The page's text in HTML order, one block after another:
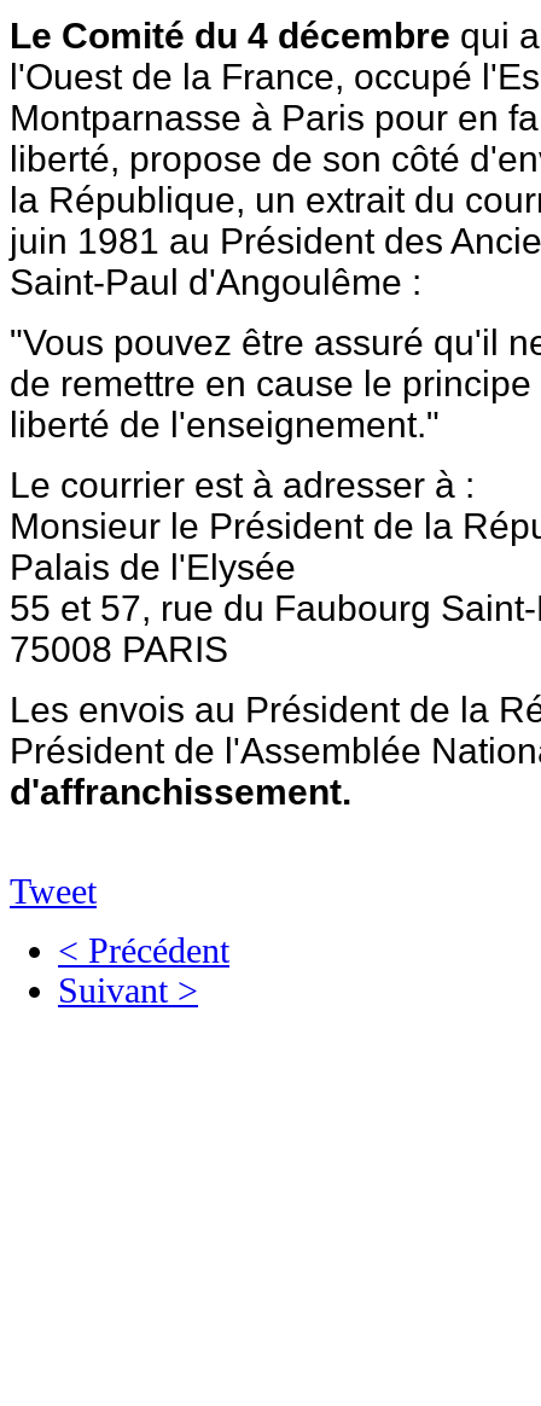
Le Comité du 4 décembre qui
l'Ouest de la France, occupé
Montparnasse à Paris pour en
liberté, propose de son côté
la République, un extrait du
juin 1981 au Président des
Saint-Paul d'Angoulême :
"Vous pouvez être assuré qu'il
de remettre en cause le
liberté de l'enseignement."
Le courrier est à adresser à :
Monsieur le Président de la
Palais de l'Elysée
55 et 57, rue du Faubourg
75008 PARIS
Les envois au Président de la
Président de l'Assemblée
d'affranchissement.
Tweet
< Précédent
Suivant >